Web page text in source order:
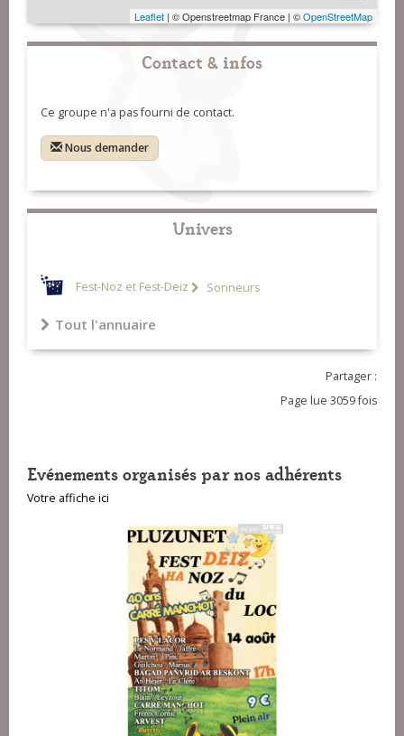
Leaflet | © Openstreetmap France | ©OpenStreetMap
Contact & infos
Ce groupe n'a pas fourni de contact.
Nous demander
Univers
Fest-Noz et Fest-Deiz Sonneurs
Tout l'annuaire
Partager :
Page lue 3059 fois
Evénements organisés par nos adhérents
Votre affiche ici